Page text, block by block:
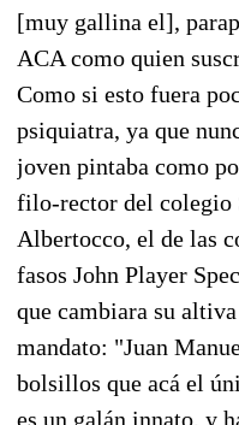
[muy gallina el],
ACA como quien
Como si esto fuera
psiquiatra, ya que
joven pintaba como
filo-rector del colegio
Albertocco, el de las
fasos John Player
que cambiara su
mandato: "Juan
bolsillos que acá el
es un galán innato, y